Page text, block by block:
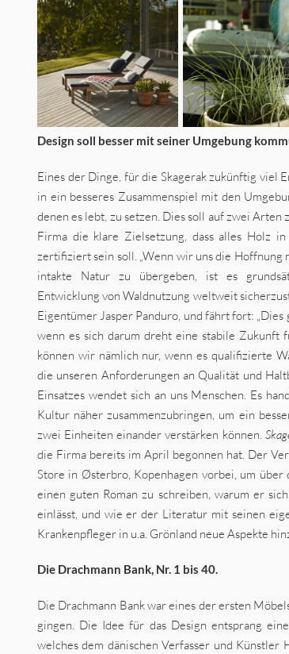
Design soll besser mit seiner Umgebung
Eines der Dinge, für die Skagerak zukünftig viel
in ein besseres Zusammenspiel mit den
denen es lebt, zu setzen. Dies soll auf zwei
Firma die klare Zielsetzung, dass alles Holz
zertifiziert sein soll. „Wenn wir uns die Hoffnung
intakte Natur zu übergeben, ist es
Entwicklung von Waldnutzung weltweit
Eigentümer Jasper Panduro, und fährt fort:
wenn es sich darum dreht eine stabile Zukunft
können wir nämlich nur, wenn es qualifizierte
die unseren Anforderungen an Qualität und
Einsatzes wendet sich an uns Menschen. Es
Kultur näher zusammenzubringen, um ein
zwei Einheiten einander verstärken können.
die Firma bereits im April begonnen hat. Der
Store in Østerbro, Kopenhagen vorbei, um über
einen guten Roman zu schreiben, warum er
einlässt, und wie er der Literatur mit seinen
Krankenpfleger in u.a. Grönland neue Aspekte
Die Drachmann Bank, Nr. 1 bis 40.
Die Drachmann Bank war eines der ersten
gingen. Die Idee für das Design entsprang
welches dem dänischen Verfasser und Künstler